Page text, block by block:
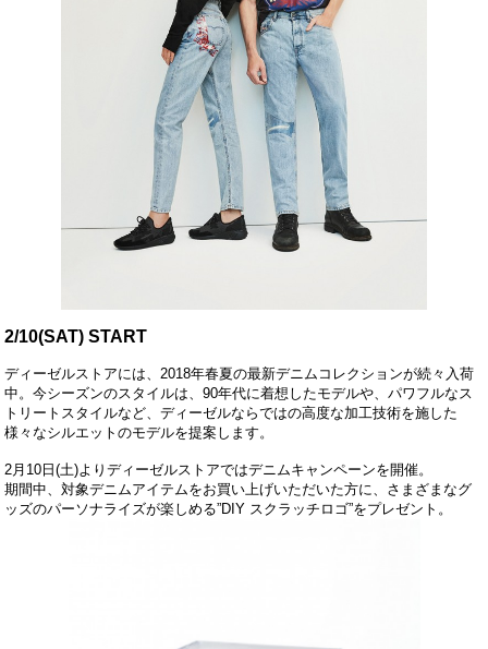
2/10(SAT) START
ディーゼルストアには、2018年春夏の最新デニムコレクションが続々入荷
中。今シーズンのスタイルは、90年代に着想したモデルや、パワフルなス
トリートスタイルなど、ディーゼルならではの高度な加工技術を施した
様々なシルエットのモデルを提案します。
2月10日(土)よりディーゼルストアではデニムキャンペーンを開催。
期間中、対象デニムアイテムをお買い上げいただいた方に、さまざまなグ
ッズのパーソナライズが楽しめる”DIY スクラッチロゴ”をプレゼント。